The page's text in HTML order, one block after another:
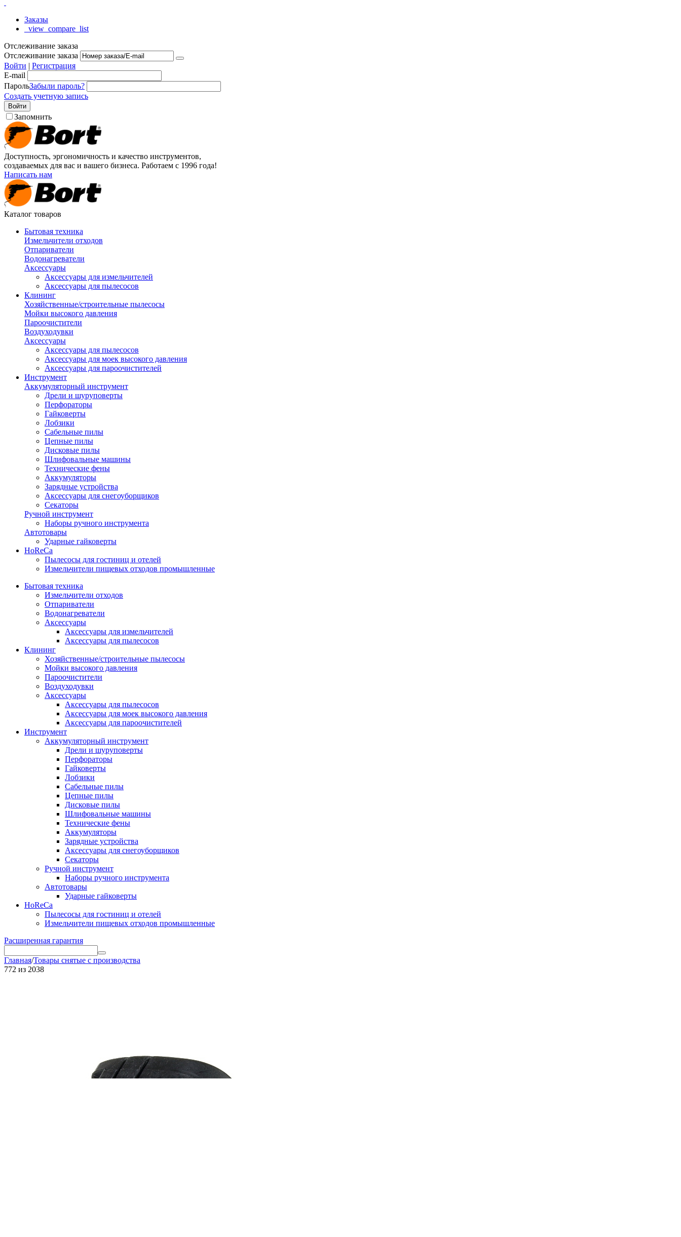
Заказы
_view_compare_list
Отслеживание заказа
Отслеживание заказа
Войти | Регистрация
E-mail
ПарольЗабыли пароль?
Создать учетную запись
Войти
Запомнить
Доступность, эргономичность и качество инструментов,
создаваемых для вас и вашего бизнеса. Работаем с 1996 года!
Написать нам
Каталог товаров
Бытовая техника
Измельчители отходов
Отпариватели
Водонагреватели
Аксессуары
Аксессуары для измельчителей
Аксессуары для пылесосов
Клининг
Хозяйственные/строительные пылесосы
Мойки высокого давления
Пароочистители
Воздуходувки
Аксессуары
Аксессуары для пылесосов
Аксессуары для моек высокого давления
Аксессуары для пароочистителей
Инструмент
Аккумуляторный инструмент
Дрели и шуруповерты
Перфораторы
Гайковерты
Лобзики
Сабельные пилы
Цепные пилы
Дисковые пилы
Шлифовальные машины
Технические фены
Аккумуляторы
Зарядные устройства
Аксессуары для снегоуборщиков
Секаторы
Ручной инструмент
Наборы ручного инструмента
Автотовары
Ударные гайковерты
HoReCa
Пылесосы для гостиниц и отелей
Измельчители пищевых отходов промышленные
Бытовая техника
Измельчители отходов
Отпариватели
Водонагреватели
Аксессуары
Аксессуары для измельчителей
Аксессуары для пылесосов
Клининг
Хозяйственные/строительные пылесосы
Мойки высокого давления
Пароочистители
Воздуходувки
Аксессуары
Аксессуары для пылесосов
Аксессуары для моек высокого давления
Аксессуары для пароочистителей
Инструмент
Аккумуляторный инструмент
Дрели и шуруповерты
Перфораторы
Гайковерты
Лобзики
Сабельные пилы
Цепные пилы
Дисковые пилы
Шлифовальные машины
Технические фены
Аккумуляторы
Зарядные устройства
Аксессуары для снегоуборщиков
Секаторы
Ручной инструмент
Наборы ручного инструмента
Автотовары
Ударные гайковерты
HoReCa
Пылесосы для гостиниц и отелей
Измельчители пищевых отходов промышленные
Расширенная гарантия
Главная/Товары снятые с производства
772 из 2038